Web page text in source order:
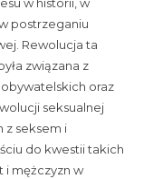
postrzeganiu
Rewolucja ta
związana z
oraz
seksualnej
z seksem i
do kwestii takich
i mężczyzn w